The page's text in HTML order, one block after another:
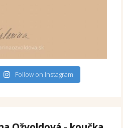
Follow on Instagram